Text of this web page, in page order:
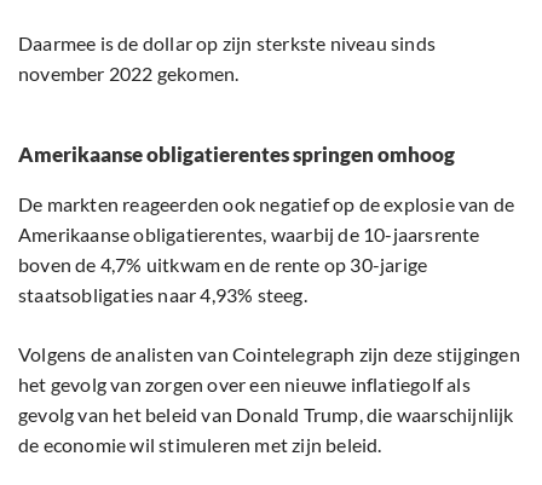
Daarmee is de dollar op zijn sterkste niveau sinds
november 2022 gekomen.
Amerikaanse obligatierentes springen omhoog
De markten reageerden ook negatief op de explosie van de
Amerikaanse obligatierentes, waarbij de 10-jaarsrente
boven de 4,7% uitkwam en de rente op 30-jarige
staatsobligaties naar 4,93% steeg.
Volgens de analisten van Cointelegraph zijn deze stijgingen
het gevolg van zorgen over een nieuwe inflatiegolf als
gevolg van het beleid van Donald Trump, die waarschijnlijk
de economie wil stimuleren met zijn beleid.